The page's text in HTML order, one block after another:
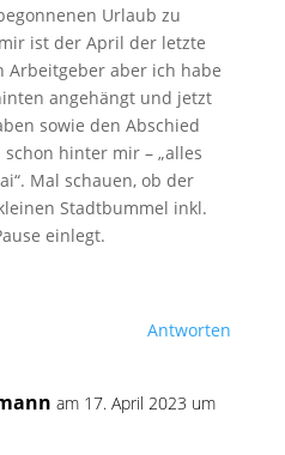
Urlaub zu
ist der April der letzte
Arbeitgeber aber ich habe
angehängt und jetzt
sowie den Abschied
hinter mir – „alles
Mal schauen, ob der
Stadtbummel inkl.
einlegt.
Antworten
am 17. April 2023 um